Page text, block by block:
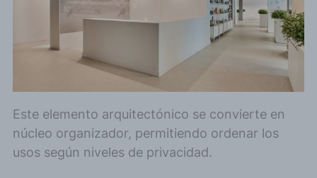
Este elemento arquitectónico se convierte en
núcleo organizador, permitiendo ordenar los
usos según niveles de privacidad.